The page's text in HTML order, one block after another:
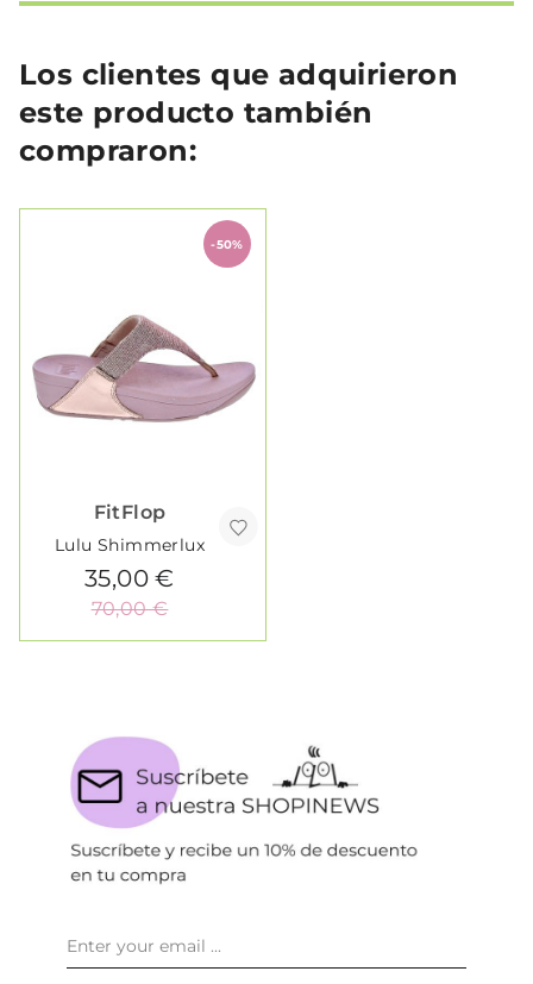
Los clientes que adquirieron
este producto también
compraron:
-50%
FitFlop
Lulu Shimmerlux
35,00 €
70,00 €